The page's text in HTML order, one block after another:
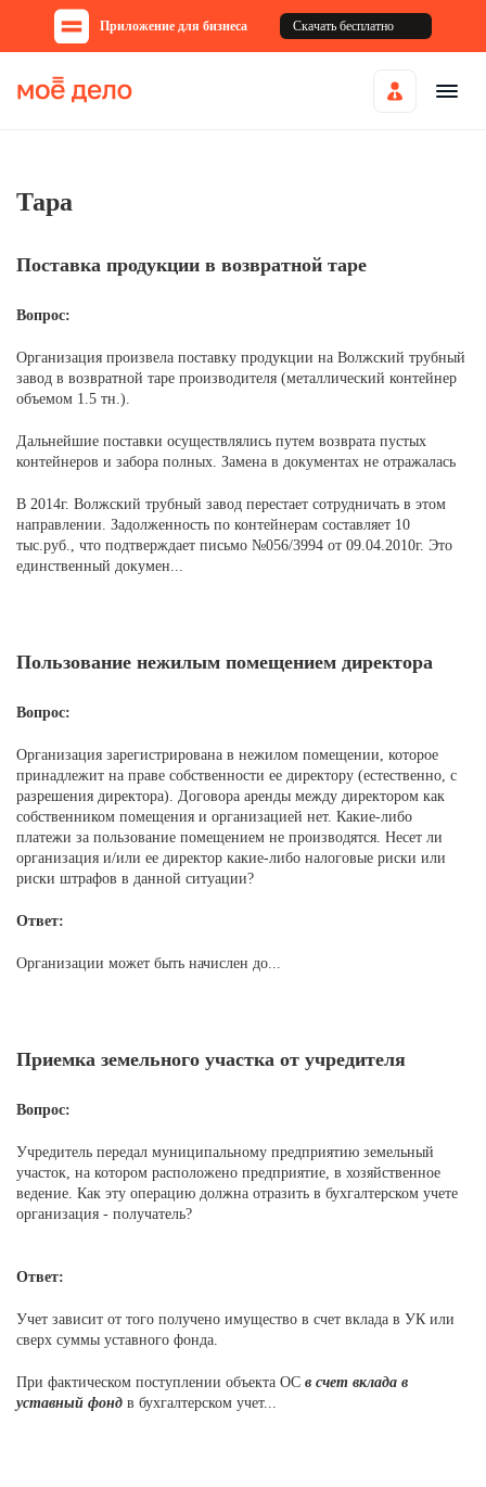
Приложение для бизнеса Скачать бесплатно
Тара
Поставка продукции в возвратной таре
Вопрос:
Организация произвела поставку продукции на Волжский трубный
завод в возвратной таре производителя (металлический контейнер
объемом 1.5 тн.).
Дальнейшие поставки осуществлялись путем возврата пустых
контейнеров и забора полных. Замена в документах не отражалась
В 2014г. Волжский трубный завод перестает сотрудничать в этом
направлении. Задолженность по контейнерам составляет 10
тыс.руб., что подтверждает письмо №056/3994 от 09.04.2010г. Это
единственный докумен...
Пользование нежилым помещением директора
Вопрос:
Организация зарегистрирована в нежилом помещении, которое
принадлежит на праве собственности ее директору (естественно, с
разрешения директора). Договора аренды между директором как
собственником помещения и организацией нет. Какие-либо
платежи за пользование помещением не производятся. Несет ли
организация и/или ее директор какие-либо налоговые риски или
риски штрафов в данной ситуации?
Ответ:
Организации может быть начислен до...
Приемка земельного участка от учредителя
Вопрос:
Учредитель передал муниципальному предприятию земельный
участок, на котором расположено предприятие, в хозяйственное
ведение. Как эту операцию должна отразить в бухгалтерском учете
организация - получатель?
Ответ:
Учет зависит от того получено имущество в счет вклада в УК или
сверх суммы уставного фонда.
При фактическом поступлении объекта ОС в счет вклада в
уставный фонд в бухгалтерском учет...